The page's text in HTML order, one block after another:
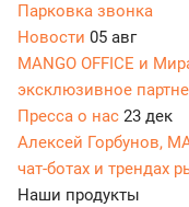
Парковка звонка
Новости 05 авг
MANGO OFFICE и
эксклюзивное
Пресса о нас 23 дек
Алексей Горбунов,
чат-ботах и трендах
Наши продукты